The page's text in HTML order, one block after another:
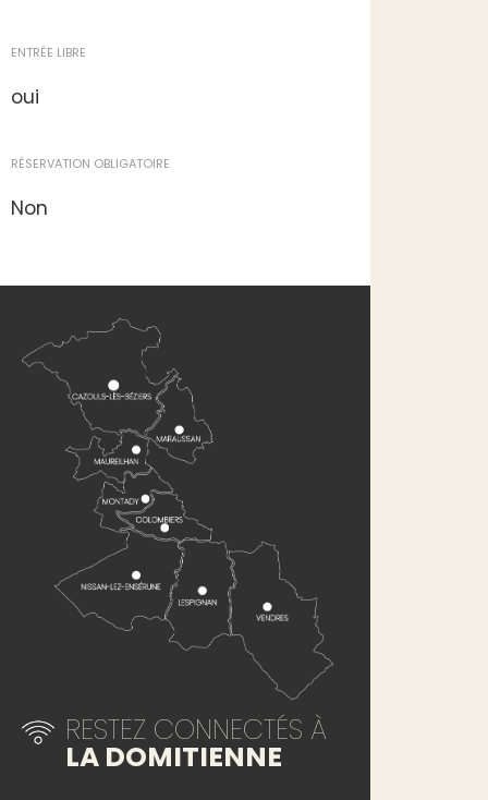
ENTRÉE LIBRE
oui
RÉSERVATION OBLIGATOIRE
Non
RESTEZ CONNECTÉS À
LA DOMITIENNE